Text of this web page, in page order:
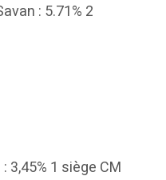
: 5.71% 2
3,45% 1 siège CM